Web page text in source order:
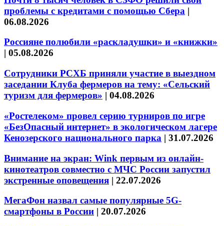
проблемы с кредитами с помощью Сбера |
06.08.2026
Россияне полюбили «раскладушки» и «книжки»
| 05.08.2026
Сотрудники РСХБ приняли участие в выездном
заседании Клуба фермеров на тему: «Сельский
туризм для фермеров» | 04.08.2026
«Ростелеком» провел серию турниров по игре
«БезОпасный интернет» в экологическом лагере
Кенозерского национального парка | 31.07.2026
Внимание на экран: Wink первым из онлайн-
кинотеатров совместно с МЧС России запустил
экстренные оповещения | 22.07.2026
МегаФон назвал самые популярные 5G-
смартфоны в России | 20.07.2026